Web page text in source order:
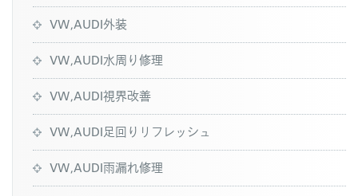
VW,AUDI外装
VW,AUDI水周り修理
VW,AUDI視界改善
VW,AUDI足回りリフレッシュ
VW,AUDI雨漏れ修理